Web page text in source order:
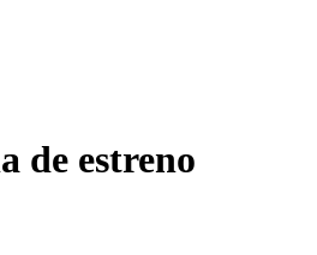
de estreno